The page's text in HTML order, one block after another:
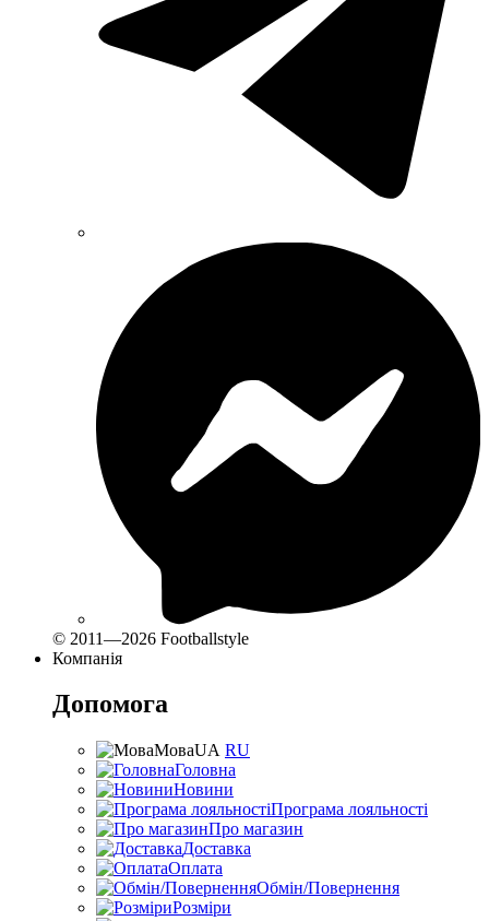
© 2011—2026 Footballstyle
Компанія
Допомога
МоваUA RU
Головна
Новини
Програма лояльності
Про магазин
Доставка
Оплата
Обмін/Повернення
Розміри